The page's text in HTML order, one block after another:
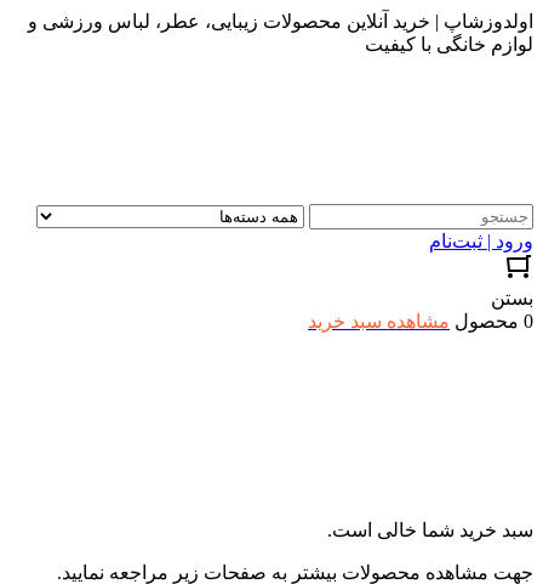
اولدوزشاپ | خرید آنلاین محصولات زیبایی، عطر، لباس ورزشی و
لوازم خانگی با کیفیت
ورود | ثبت‌نام
بستن
0 محصول
مشاهده سبد خرید
سبد خرید شما خالی است.
جهت مشاهده محصولات بیشتر به صفحات زیر مراجعه نمایید.